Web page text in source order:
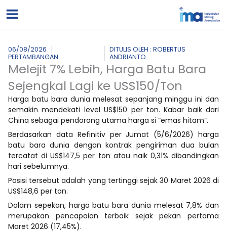
ke
06/08/2026
PERTAMBANGAN
DITULIS OLEH : ROBERTUS
ANDRIANTO
Melejit 7% Lebih, Harga Batu Bara
Sejengkal Lagi ke US$150/Ton
Harga batu bara dunia melesat sepanjang minggu ini dan
semakin mendekati level US$150 per ton. Kabar baik dari
China sebagai pendorong utama harga si “emas hitam”.
Berdasarkan data Refinitiv per Jumat (5/6/2026) harga
batu bara dunia dengan kontrak pengiriman dua bulan
tercatat di US$147,5 per ton atau naik 0,31% dibandingkan
hari sebelumnya.
Posisi tersebut adalah yang tertinggi sejak 30 Maret 2026 di
US$148,6 per ton.
Dalam sepekan, harga batu bara dunia melesat 7,8% dan
merupakan pencapaian terbaik sejak pekan pertama
Maret 2026 (17,45%).